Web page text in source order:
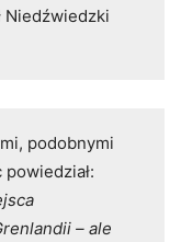
Niedźwiedzki
podobnymi
– ale